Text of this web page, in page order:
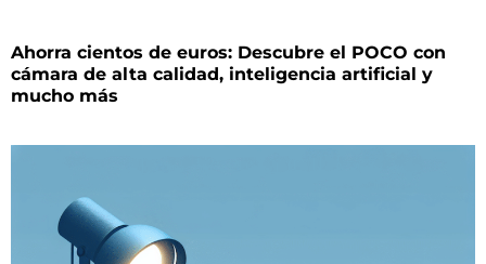
Ahorra cientos de euros: Descubre el POCO con
cámara de alta calidad, inteligencia artificial y
mucho más